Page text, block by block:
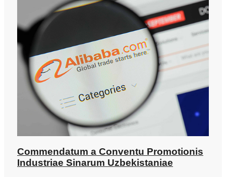
Commendatum a Conventu Promotionis
Industriae Sinarum Uzbekistaniae